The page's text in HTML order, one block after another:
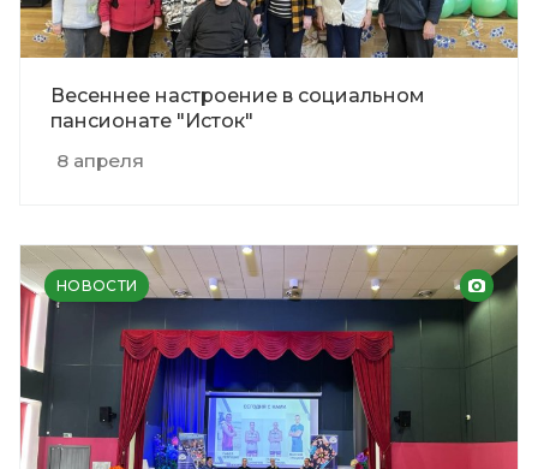
8 апреля
Весеннее настроение в социальном
пансионате "Исток"
НОВОСТИ